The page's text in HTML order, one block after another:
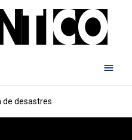
de desastres